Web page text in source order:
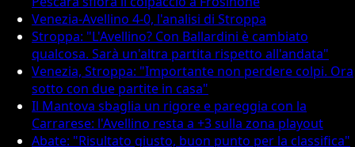
Venezia-Avellino 4-0, l'analisi di Stroppa
Stroppa: "L'Avellino? Con Ballardini è cambiato
qualcosa. Sarà un'altra partita rispetto all'andata"
Venezia, Stroppa: "Importante non perdere colpi. Ora
sotto con due partite in casa"
Il Mantova sbaglia un rigore e pareggia con la
Carrarese: l'Avellino resta a +3 sulla zona playout
Abate: "Risultato giusto, buon punto per la classifica"